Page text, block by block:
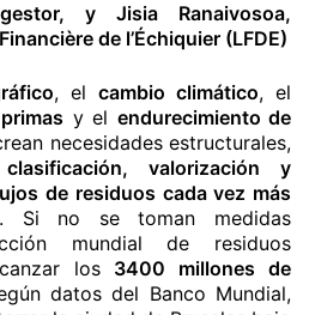
y Jisia Ranaivosoa,
de l’Échiquier (LFDE)
, el cambio climático, el
y el endurecimiento de
necesidades estructurales,
valorización y
de residuos cada vez más
. Si no se toman medidas
mundial de residuos
los 3400 millones de
datos del Banco Mundial,